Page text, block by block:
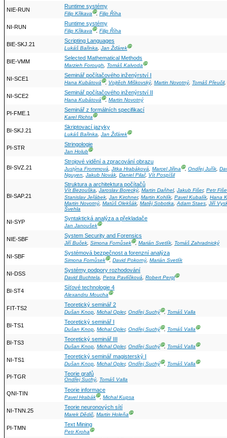
NIE-RUN
Runtime systémy
Filip KřikavaⒼ, Filip Říha
NI-RUN
Runtime systémy
Filip KřikavaⒼ, Filip Říha
BIE-SKJ.21
Scripting Languages
Lukáš Bařinka, Jan ŽďárekⒼ
BIE-VMM
Selected Mathematical Methods
Marzieh Forough, Tomáš KalvodaⒼ
NI-SCE1
Seminář počítačového inženýrství I
Hana KubátováⒼ, Vojtěch Miškovský, Martin Novotný, Tomáš Přeučil,
NI-SCE2
Seminář počítačového inženýrství II
Hana KubátováⒼ, Martin Novotný
PI-FME.1
Seminář z formálních specifikací
Karel RichtaⒼ
BI-SKJ.21
Skriptovací jazyky
Lukáš Bařinka, Jan ŽďárekⒼ
PI-STR
Stringologie
Jan HolubⒼ
BI-SVZ.21
Strojové vidění a zpracování obrazu
Justýna Frommová, Jitka Hrabáková, Marcel JiřinaⒼ, Ondřej Juřík,
Nguyen
Jakub Novák Daniel Pilař, Vít Pospíšil
BI-SAP.21
Struktura a architektura počítačů
Vít Bezouška, Jaroslav Borecký, Martin Daňhel, Jakub Fišer, Petr
Stanislav Jeřábek, Jan Kirchner, Martin Kohlík, Pavel Kubalík, Hana
Martin Novotný, Matúš Olekšák Matěj Sobotka Adam Staes Jiří
Švehla
NI-SYP
Syntaktická analýza a překladače
Jan JanoušekⒼ
NIE-SBF
System Security and Forensics
Jiří Buček, Simona FornůsekⒼ, Marián Svetlík, Tomáš Zahradnický
NI-SBF
Systémová bezpečnost a forenzní analýza
Simona FornůsekⒼ, David Pokorný, Marián Svetlík
NI-DSS
Systémy podpory rozhodování
David Buchtela, Petra Pavlíčková, Robert PerglⒼ
BI-ST4
Síťové technologie 4
Alexandru MouchaⒼ
FIT-TS2
Teoretický seminář 2
Dušan Knop, Michal Opler, Ondřej SuchýⒼ, Tomáš Valla
BI-TS1
Teoretický seminář I
Dušan Knop, Michal Opler, Ondřej SuchýⒼ, Tomáš VallaⒼ
BI-TS3
Teoretický seminář III
Dušan Knop, Michal Opler, Ondřej SuchýⒼ, Tomáš VallaⒼ
NI-TS1
Teoretický seminář magisterský I
Dušan Knop, Michal Opler, Ondřej SuchýⒼ, Tomáš VallaⒼ
PI-TGR Teorie grafů
Ondřej Suchý, Tomáš Valla
QNI-TIN
Teorie informace
Pavel HrabákⒼ, Michal Kupsa
NI-TNN.25
Teorie neuronových sítí
Marek Dědič, Martin HoleňaⒼ
PI-TMN
Text Mining
Petr KrohaⒼ